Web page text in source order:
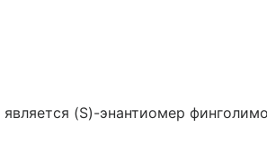
(S)-энантиомер